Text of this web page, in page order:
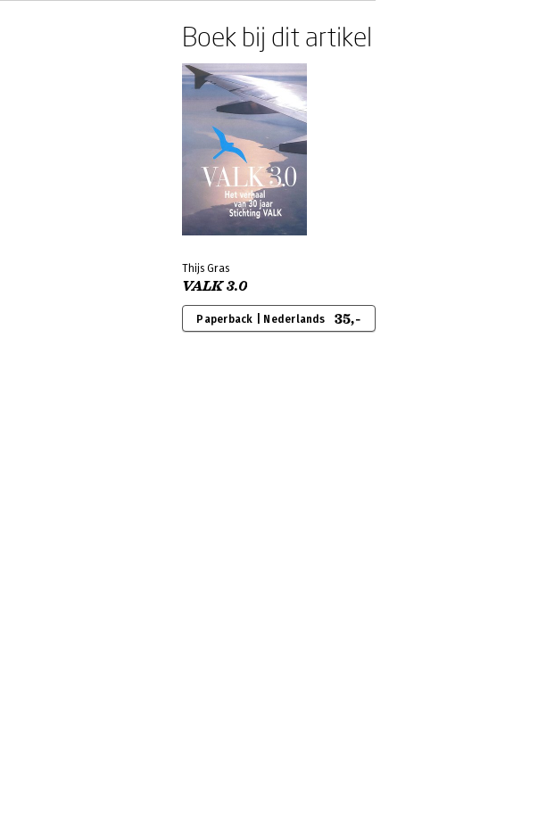
Boek bij dit artikel
Thijs Gras
VALK 3.0
Paperback | Nederlands 35,-